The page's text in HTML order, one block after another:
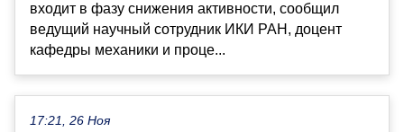
входит в фазу снижения активности, сообщил
ведущий научный сотрудник ИКИ РАН, доцент
кафедры механики и проце...
17:21, 26 Ноя